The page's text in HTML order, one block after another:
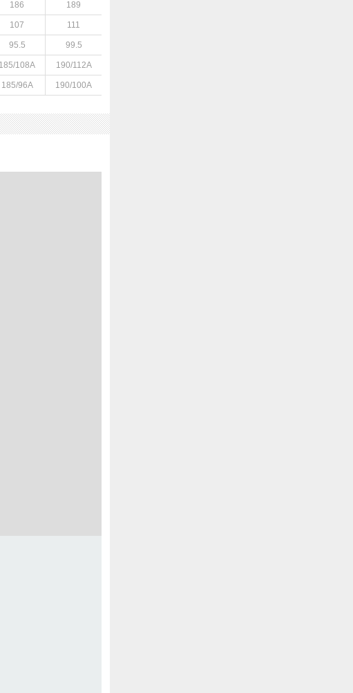
186 189
107 111
95.5 99.5
185/108A 190/112A
185/96A 190/100A